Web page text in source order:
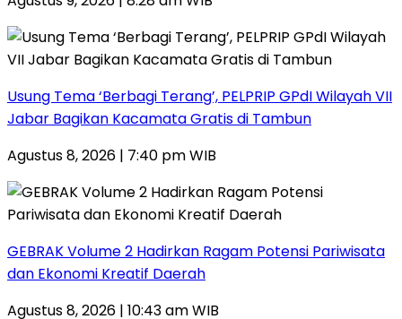
‎Usung Tema ‘Berbagi Terang’, PELPRIP GPdI Wilayah VII
Jabar Bagikan Kacamata Gratis di Tambun
Agustus 8, 2026 | 7:40 pm WIB
GEBRAK Volume 2 Hadirkan Ragam Potensi Pariwisata
dan Ekonomi Kreatif Daerah
Agustus 8, 2026 | 10:43 am WIB